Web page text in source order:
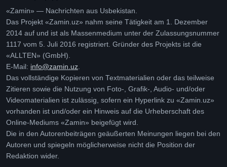
«Zamin» — Nachrichten aus Usbekistan.
Das Projekt «Zamin.uz» nahm seine Tätigkeit am 1. Dezember
2014 auf und ist als Massenmedium unter der Zulassungsnummer
1117 vom 5. Juli 2016 registriert. Gründer des Projekts ist die
«ALLTEN» (GmbH).
E-Mail: info@zamin.uz.
Das vollständige Kopieren von Textmaterialien oder das teilweise
Zitieren sowie die Nutzung von Foto-, Grafik-, Audio- und/oder
Videomaterialien ist zulässig, sofern ein Hyperlink zu «Zamin.uz»
vorhanden ist und/oder ein Hinweis auf die Urheberschaft des
Online-Mediums «Zamin» beigefügt wird.
Die in den Autorenbeiträgen geäußerten Meinungen liegen bei den
Autoren und spiegeln möglicherweise nicht die Position der
Redaktion wider.